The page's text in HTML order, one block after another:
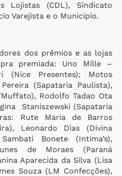
Lojistas (CDL), Sindicato
Varejista e o Município.
dos prêmios e as lojas
premiada: Uno Mille –
(Nice Presentes); Motos
(Sapataria Paulista),
Rodolfo Tadao Ota
Staniszewski (Sapataria
Rute Maria de Barros
Leonardo Dias (Divina
Bonete (Intima’s),
de Moraes (Paraná
Aparecida da Silva (Lisa
Souza (LM Confecções),